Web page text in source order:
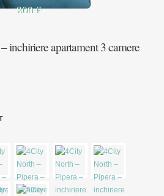
800 €
inchiriere apartament 3 camere